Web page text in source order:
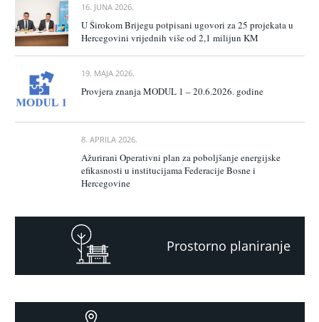
16. JUNA 2026.
U Širokom Brijegu potpisani ugovori za 25 projekata u
Hercegovini vrijednih više od 2,1 milijun KM
19. MAJA 2026.
Provjera znanja MODUL 1 – 20.6.2026. godine
8. APRILA 2026.
Ažurirani Operativni plan za poboljšanje energijske
efikasnosti u institucijama Federacije Bosne i
Hercegovine
Prostorno planiranje